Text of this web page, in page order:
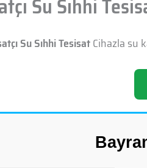
Su Sıhhi
Su Sıhhi TesisatCihazla su